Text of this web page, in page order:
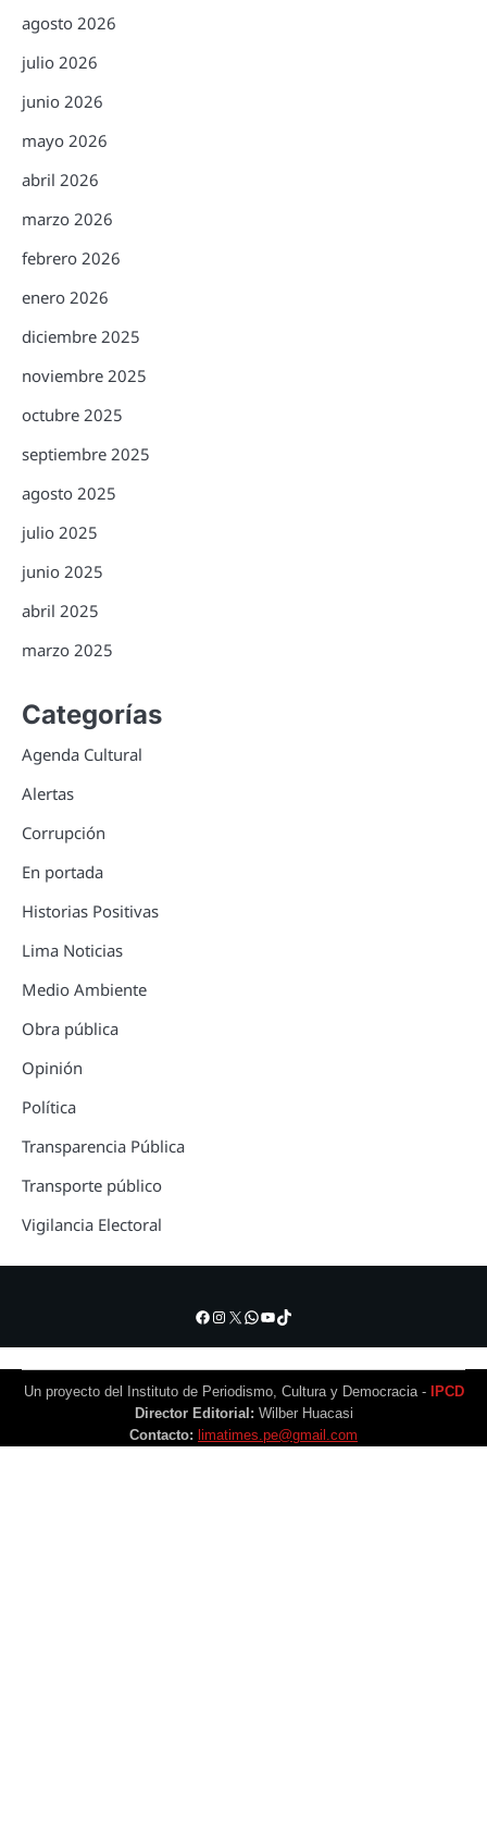
agosto 2026
julio 2026
junio 2026
mayo 2026
abril 2026
marzo 2026
febrero 2026
enero 2026
diciembre 2025
noviembre 2025
octubre 2025
septiembre 2025
agosto 2025
julio 2025
junio 2025
abril 2025
marzo 2025
Categorías
Agenda Cultural
Alertas
Corrupción
En portada
Historias Positivas
Lima Noticias
Medio Ambiente
Obra pública
Opinión
Política
Transparencia Pública
Transporte público
Vigilancia Electoral
Facebook
Instagram
X WhatsApp
YouTube
TikTok
Un proyecto del Instituto de Periodismo, Cultura y Democracia -
IPCD
Director Editorial: Wilber Huacasi
Contacto: limatimes.pe@gmail.com